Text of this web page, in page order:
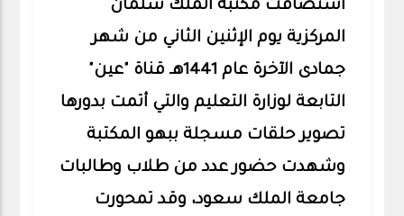
استضافت مكتبة الملك سلمان
المركزية يوم الإثنين الثاني من شهر
جمادى الآخرة عام 1441هـ قناة "عين"
التابعة لوزارة التعليم والتي أتمت بدورها
تصوير حلقات مسجلة ببهو المكتبة
وشهدت حضور عدد من طلاب وطالبات
جامعة الملك سعود، وقد تمحورت